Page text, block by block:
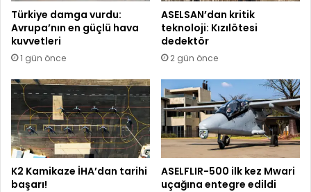
Türkiye damga vurdu:
Avrupa’nın en güçlü hava
kuvvetleri
1 gün önce
ASELSAN’dan kritik
teknoloji: Kızılötesi
dedektör
2 gün önce
K2 Kamikaze İHA’dan tarihi
başarı!
ASELFLIR-500 ilk kez Mwari
uçağına entegre edildi